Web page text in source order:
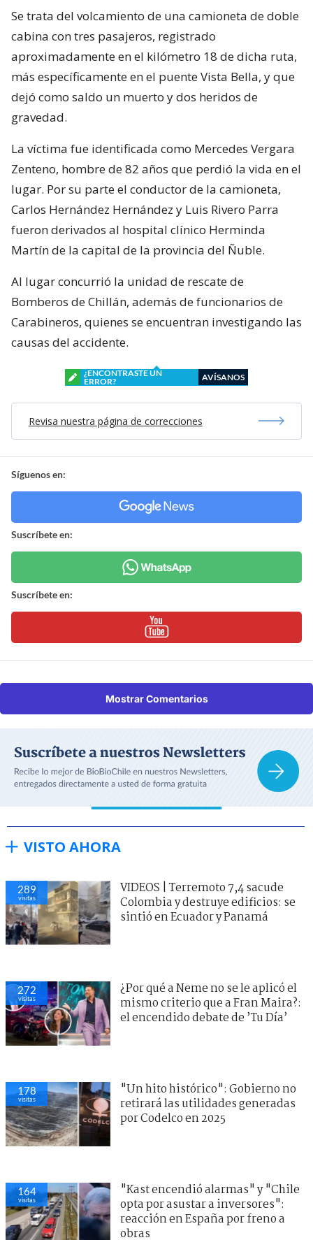
Se trata del volcamiento de una camioneta de doble
cabina con tres pasajeros, registrado
aproximadamente en el kilómetro 18 de dicha ruta,
más específicamente en el puente Vista Bella, y que
dejó como saldo un muerto y dos heridos de
gravedad.
La víctima fue identificada como Mercedes Vergara
Zenteno, hombre de 82 años que perdió la vida en el
lugar. Por su parte el conductor de la camioneta,
Carlos Hernández Hernández y Luis Rivero Parra
fueron derivados al hospital clínico Herminda
Martín de la capital de la provincia del Ñuble.
Al lugar concurrió la unidad de rescate de
Bomberos de Chillán, además de funcionarios de
Carabineros, quienes se encuentran investigando las
causas del accidente.
¿ENCONTRASTE UN
ERROR?
AVÍSANOS
Revisa nuestra página de correcciones
Síguenos en:
Suscríbete en:
Suscríbete en:
Mostrar Comentarios
VISTO AHORA
289
visitas
VIDEOS | Terremoto 7,4 sacude
Colombia y destruye edificios: se
sintió en Ecuador y Panamá
272
visitas
¿Por qué a Neme no se le aplicó el
mismo criterio que a Fran Maira?:
el encendido debate de ’Tu Día’
178
visitas
"Un hito histórico": Gobierno no
retirará las utilidades generadas
por Codelco en 2025
164
visitas
"Kast encendió alarmas" y "Chile
opta por asustar a inversores":
reacción en España por freno a
obras